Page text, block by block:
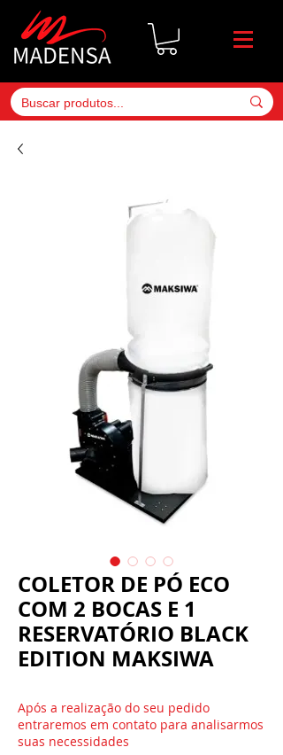
COLETOR DE PÓ ECO
COM 2 BOCAS E 1
RESERVATÓRIO BLACK
EDITION MAKSIWA
Após a realização do seu pedido
entraremos em contato para analisarmos
suas necessidades